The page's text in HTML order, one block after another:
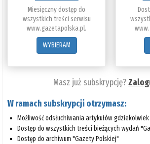
Miesięczny dostęp do
wszystkich treści serwisu
www.gazetapolska.pl.
WYBIERAM
Masz już subskrypcję?
W ramach subskrypcji otrzymasz:
Możliwość odsłuchiwania artykułów
Dostęp do wszystkich treści bieżących wydań
Dostęp do archiwum "Gazety Polskiej"